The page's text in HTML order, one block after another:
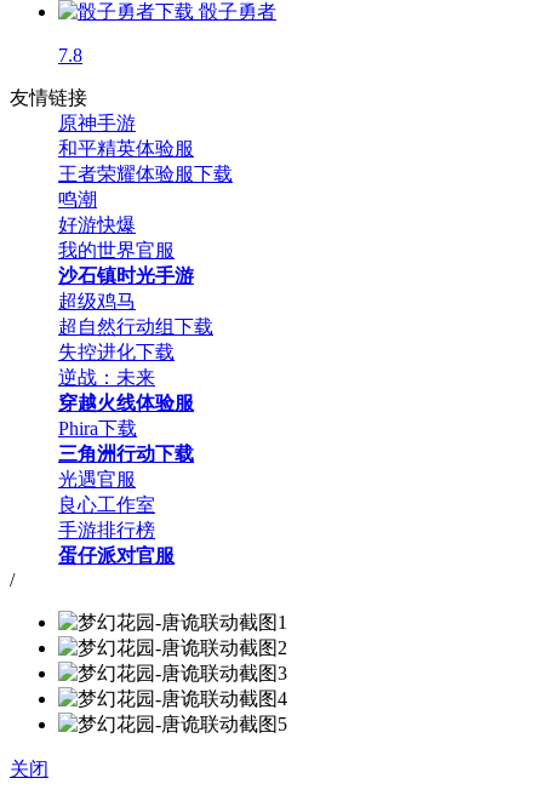
骰子勇者
7.8
友情链接
原神手游
和平精英体验服
王者荣耀体验服下载
鸣潮
好游快爆
我的世界官服
沙石镇时光手游
超级鸡马
超自然行动组下载
失控进化下载
逆战：未来
穿越火线体验服
Phira下载
三角洲行动下载
光遇官服
良心工作室
手游排行榜
蛋仔派对官服
/
关闭